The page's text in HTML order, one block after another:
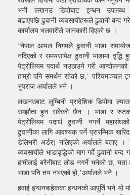
भनी लखनउ डिपोबाट इन्धन उपलब्ध
बढाएपछि ढुवानी व्यवसायीहरूले ढुवानी बन्द
कार्यालय भलवारीले जानकारी दिएको छ ।
‘नेपाल आयल निगमले ढुवानी भाडा
नदिएको र समयसापेक्ष ढुवानी भाडामा
पेट्रोलियम पदार्थ नउठाउने गरी
हाम्रो पनि समर्थन रहेको छ,’ पश्चिमाञ्चल
भुपराज अर्यालले भने ।
लखनउबाट लुम्बिनी प्रादेशिक डिपोमा
सम्झौता हुन सकेको छैन । भाडा र रुटको
पेट्रोलियम पदार्थ ढुवानी नगर्ने
ढुवानीका लागि आवश्यक पर्ने प्रारम्भिक
डेलिभरी अर्डर) नलिएको अर्यालले बताए ।
व्यवसायीले भाडावृद्धिको माग गर्दै ढुवानी बन्द
हामीलाई बरैनीबाट लोड नगर्ने भनेको छ,
भाडा पनि तय नभएको हाे,’अर्यालले भने ।
हवाई इन्धनबाहेकका इन्धनको आपूर्ति भने यो